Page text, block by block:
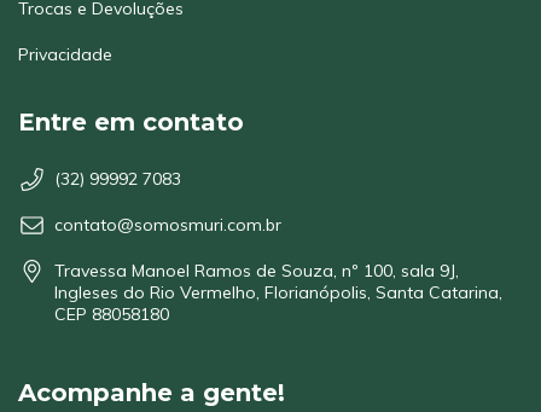
Trocas e Devoluções
Privacidade
Entre em contato
(32) 99992 7083
contato@somosmuri.com.br
Travessa Manoel Ramos de Souza, nº 100, sala 9J,
Ingleses do Rio Vermelho, Florianópolis, Santa Catarina,
CEP 88058180
Acompanhe a gente!